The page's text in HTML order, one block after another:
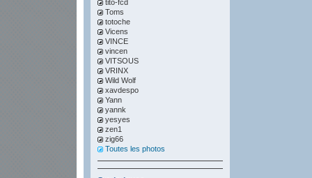
tito-fcd
Toms
totoche
Vicens
VINCE
vincen
VITSOUS
VRINX
Wild Wolf
xavdespo
Yann
yannk
yesyes
zen1
zig66
Toutes les photos